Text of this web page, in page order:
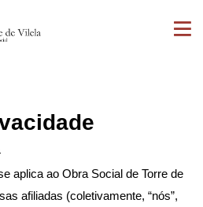
aplica ao Obra Social de Torre de
afiliadas (coletivamente, “nós”,